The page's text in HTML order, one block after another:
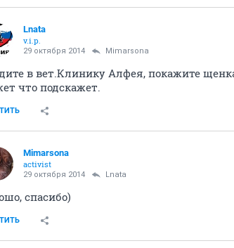
Lnata
v.i.p.
29 октября 2014 Mimarsona
в вет.Клинику Алфея, покажите
что подскажет.
Mimarsona
activist
29 октября 2014 Lnata
спасибо)